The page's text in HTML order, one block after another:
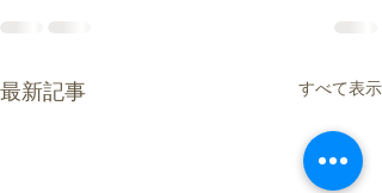
最新記事 すべて表示